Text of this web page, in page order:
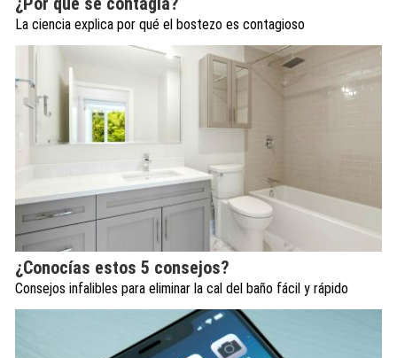
La ciencia explica por qué el bostezo es contagioso
¿Conocías estos 5 consejos?
Consejos infalibles para eliminar la cal del baño fácil y rápido